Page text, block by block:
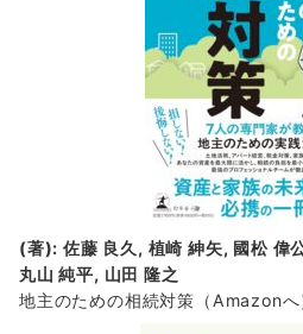
(著): 佐藤 良久, 植崎 紳矢, 國松 偉
丸山 純平, 山田 隆之
地主のための相続対策 （Amazonへ